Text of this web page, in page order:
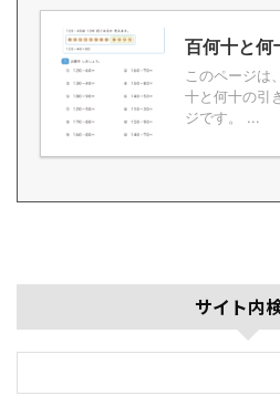
百何十と何
このページは
十と何十の引
ジです。 ...
サイト内